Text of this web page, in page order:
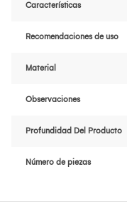
Características
Recomendaciones de uso
Material
Observaciones
Profundidad Del Producto
Número de piezas